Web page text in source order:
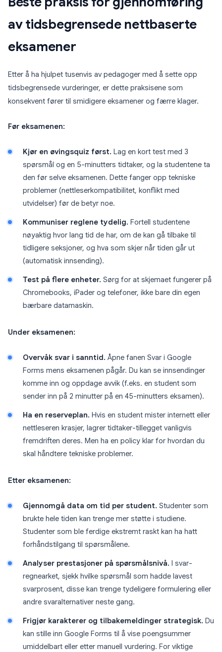
av tidsbegrensede nettbaserte
eksamener
Etter å ha hjulpet tusenvis av pedagoger med å sette opp
tidsbegrensede vurderinger, er dette praksisene som
konsekvent fører til smidigere eksamener og færre klager.
Før eksamenen:
Kjør en øvingsquiz først. Lag en kort test med 3
spørsmål og en 5-minutters tidtaker, og la studentene ta
den før selve eksamenen. Dette fanger opp tekniske
problemer (nettleserkompatibilitet, konflikt med
utvidelser) før de betyr noe.
Kommuniser reglene tydelig. Fortell studentene
nøyaktig hvor lang tid de har, om de kan gå tilbake til
tidligere seksjoner, og hva som skjer når tiden går ut
(automatisk innsending).
Test på flere enheter. Sørg for at skjemaet fungerer på
Chromebooks, iPader og telefoner, ikke bare din egen
bærbare datamaskin.
Under eksamenen:
Overvåk svar i sanntid. Åpne fanen Svar i Google
Forms mens eksamenen pågår. Du kan se innsendinger
komme inn og oppdage avvik (f.eks. en student som
sender inn på 2 minutter på en 45-minutters eksamen).
Ha en reserveplan. Hvis en student mister internett eller
nettleseren krasjer, lagrer tidtaker-tillegget vanligvis
fremdriften deres. Men ha en policy klar for hvordan du
skal håndtere tekniske problemer.
Etter eksamenen:
Gjennomgå data om tid per student. Studenter som
brukte hele tiden kan trenge mer støtte i studiene.
Studenter som ble ferdige ekstremt raskt kan ha hatt
forhåndstilgang til spørsmålene.
Analyser prestasjoner på spørsmålsnivå. I svar-
regnearket, sjekk hvilke spørsmål som hadde lavest
svarprosent, disse kan trenge tydeligere formulering eller
andre svaralternativer neste gang.
Frigjør karakterer og tilbakemeldinger strategisk. Du
kan stille inn Google Forms til å vise poengsummer
umiddelbart eller etter manuell vurdering. For viktige